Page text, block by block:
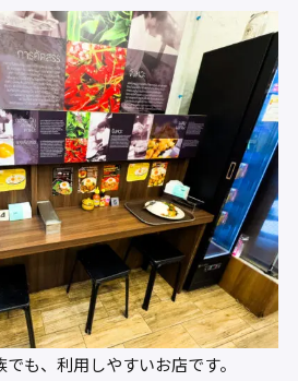
も、利用しやすいお店です。